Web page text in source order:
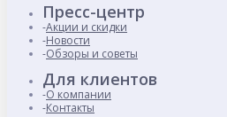
Пресс-центр
Акции и скидки
Новости
Обзоры и советы
Для клиентов
О компании
Контакты